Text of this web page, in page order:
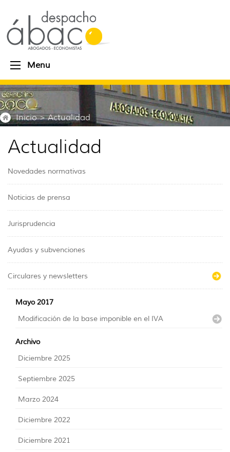
Menu
Inicio> Actualidad
Actualidad
Novedades normativas
Noticias de prensa
Jurisprudencia
Ayudas y subvenciones
Circulares y newsletters
Mayo 2017
Modificación de la base imponible en el IVA
Archivo
Diciembre 2025
Septiembre 2025
Marzo 2024
Diciembre 2022
Diciembre 2021